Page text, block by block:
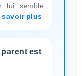
lui semble
savoir plus
est